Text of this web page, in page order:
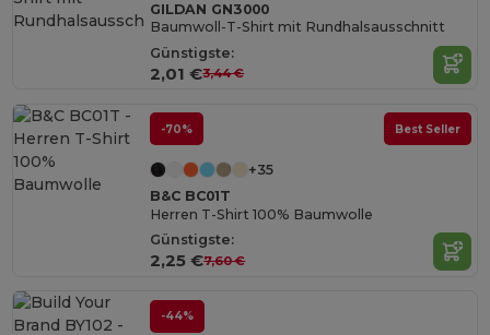
GILDAN GN3000
Baumwoll-T-Shirt mit Rundhalsausschnitt
Günstigste:
2,01 €3,44 €
-70% Best Seller
+35
B&C BC01T
Herren T-Shirt 100% Baumwolle
Günstigste:
2,25 €7,60 €
-44%